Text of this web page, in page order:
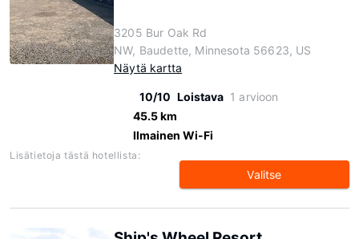
3205 Bur Oak Rd
NW, Baudette, Minnesota 56623, US
Näytä kartta
10/10 Loistava 1 arvioon
45.5 km
Ilmainen Wi-Fi
Lisätietoja tästä hotellista:
Valitse